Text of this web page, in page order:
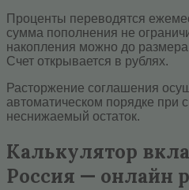
Проценты переводятся
сумма пополнения не
накопления можно до
Счет открывается в рублях.
Расторжение соглашения
автоматическом порядке при
неснижаемый остаток.
Калькулятор
Россия — онлайн